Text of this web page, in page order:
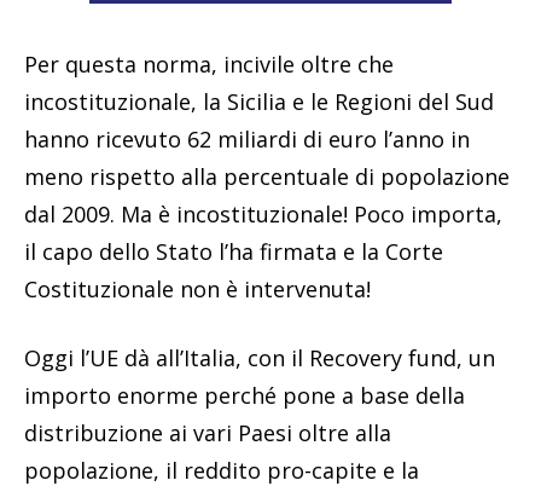
Per questa norma, incivile oltre che
incostituzionale, la Sicilia e le Regioni del Sud
hanno ricevuto 62 miliardi di euro l’anno in
meno rispetto alla percentuale di popolazione
dal 2009. Ma è incostituzionale! Poco importa,
il capo dello Stato l’ha firmata e la Corte
Costituzionale non è intervenuta!
Oggi l’UE dà all’Italia, con il Recovery fund, un
importo enorme perché pone a base della
distribuzione ai vari Paesi oltre alla
popolazione, il reddito pro-capite e la